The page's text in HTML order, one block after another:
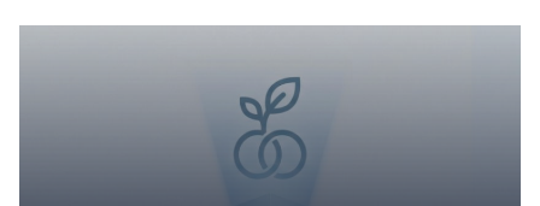
marketing reduzem custos de busca, negociação e
decisão make-or-buy, o contexto brasileiro de custos
estruturalmente elevados e o efeito de retornos
crescentes via path dependence.